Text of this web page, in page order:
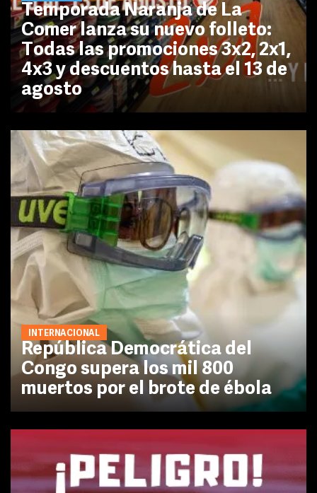
Temporada Naranja de La
Comer lanza su nuevo folleto:
Todas las promociones 3x2, 2x1,
4x3 y descuentos hasta el 13 de
agosto
INTERNACIONAL
República Democrática del
Congo supera los mil 800
muertos por el brote de ébola